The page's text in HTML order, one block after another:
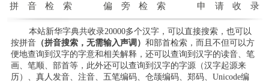
拼音检索 偏旁检索 申请收录
本站新华字典共收录20000多个汉字，可以直接搜索，也可以
按拼音（拼音搜索，无需输入声调） 和部首检索，而且不但可以方
便地查询到汉字的字意和相关解释，还可以查询到汉字的读音、笔
画、笔顺、部首等，此外还可以查询到汉字的字源（汉字起源来
历）、真人发音、注音、五笔编码、仓颉编码、郑码、Unicode编